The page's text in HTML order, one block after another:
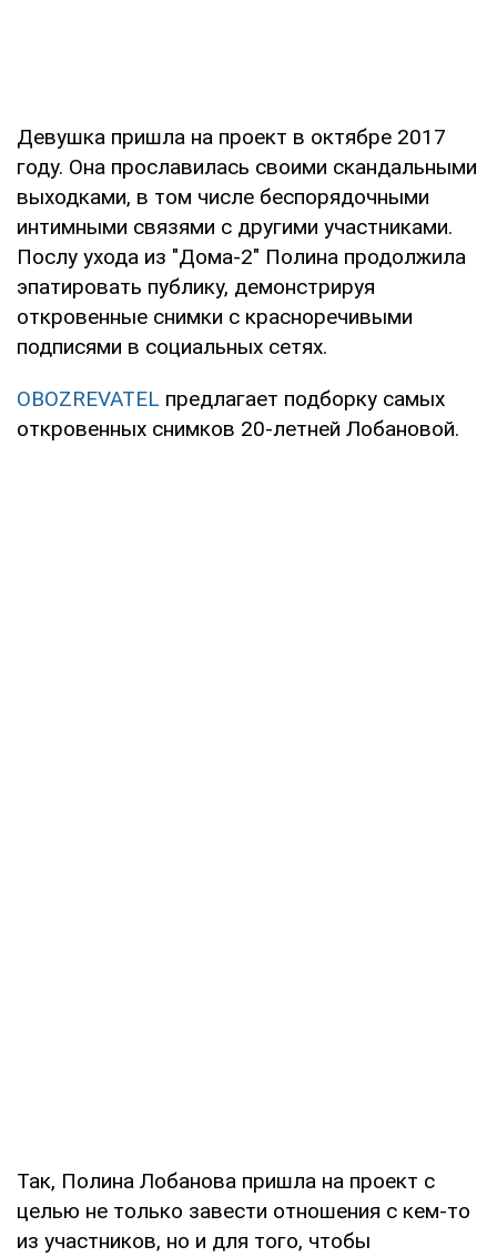
Девушка пришла на проект в октябре 2017
году. Она прославилась своими скандальными
выходками, в том числе беспорядочными
интимными связями с другими участниками.
Послу ухода из "Дома-2" Полина продолжила
эпатировать публику, демонстрируя
откровенные снимки с красноречивыми
подписями в социальных сетях.
OBOZREVATEL предлагает подборку самых
откровенных снимков 20-летней Лобановой.
Так, Полина Лобанова пришла на проект с
целью не только завести отношения с кем-то
из участников, но и для того, чтобы